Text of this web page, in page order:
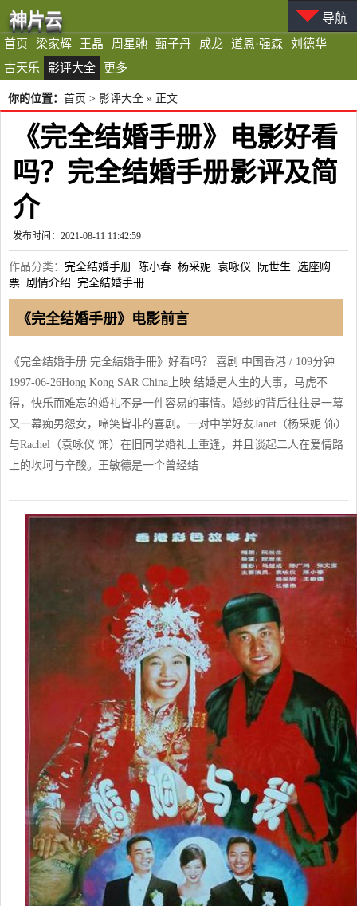
首页 梁家辉 王晶 周星驰 甄子丹 成龙 道恩·强森
刘德华
古天乐
影评大全 更多
神片云 导航
你的位置： 首页 > 影评大全 » 正文
《完全结婚手册》电影好看
吗？完全结婚手册影评及简
介
发布时间：2021-08-11 11:42:59
作品分类： 完全结婚手册 陈小春 杨采妮 袁咏仪 阮世生 选座购
票 剧情介绍 完全結婚手冊
《完全结婚手册》电影前言
《完全结婚手册 完全結婚手冊》好看吗？ 喜剧 中国香港 / 109分钟
1997-06-26Hong Kong SAR China上映 结婚是人生的大事，马虎不
得，快乐而难忘的婚礼不是一件容易的事情。婚纱的背后往往是一幕
又一幕痴男怨女，啼笑皆非的喜剧。一对中学好友Janet（杨采妮 饰）
与Rachel（袁咏仪 饰）在旧同学婚礼上重逢，并且谈起二人在爱情路
上的坎坷与辛酸。王敏德是一个曾经结